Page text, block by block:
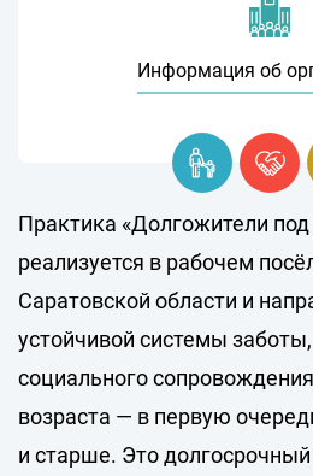
Информация об
Практика «Долгожители
реализуется в рабочем
Саратовской области и
устойчивой системы
социального
возраста — в первую
и старше. Это